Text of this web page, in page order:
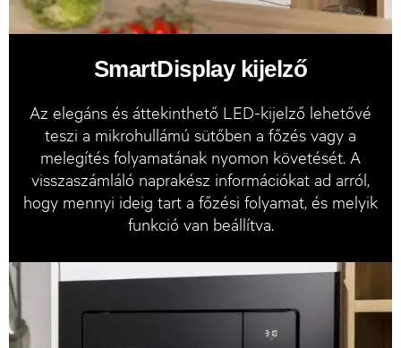
SmartDisplay kijelző
Az elegáns és áttekinthető LED-kijelző lehetővé
teszi a mikrohullámú sütőben a főzés vagy a
melegítés folyamatának nyomon követését. A
visszaszámláló naprakész információkat ad arról,
hogy mennyi ideig tart a főzési folyamat, és melyik
funkció van beállítva.